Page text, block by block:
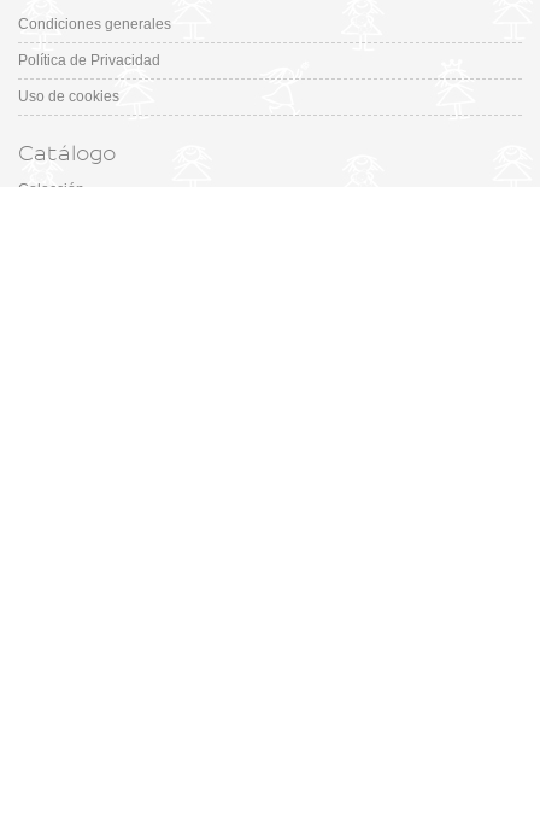
Condiciones generales
Política de Privacidad
Uso de cookies
Catálogo
Colección